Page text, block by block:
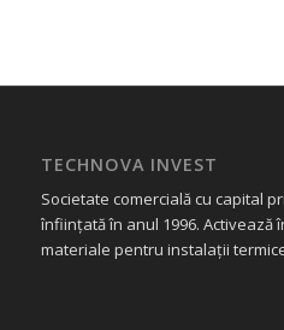
TECHNOVA INVEST
Societate comercială cu capital
înființată în anul 1996. Activează
materiale pentru instalații